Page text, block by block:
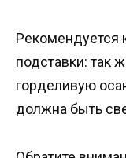
Рекомендуется
подставки: так
горделивую
должна быть